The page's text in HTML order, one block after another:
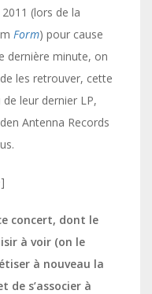
(lors de la
Form) pour cause
dernière minute, on
les retrouver, cette
leur dernier LP,
Antenna Records
concert, dont le
à voir (on le
à nouveau la
de s’associer à